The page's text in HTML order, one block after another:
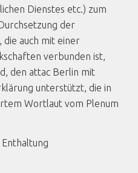
Dienstes etc.) zum
der
auch mit einer
verbunden ist,
den attac Berlin mit
unterstützt, die in
Wortlaut vom Plenum
Enthaltung